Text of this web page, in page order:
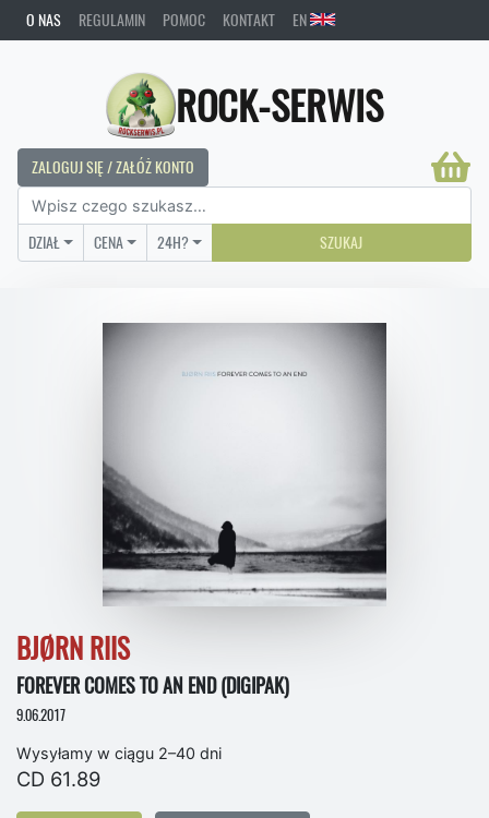
O NAS REGULAMIN POMOC KONTAKT EN
ROCK-SERWIS
ZALOGUJ SIĘ / ZAŁÓŻ KONTO
DZIAŁ CENA 24H? SZUKAJ
BJØRN RIIS
FOREVER COMES TO AN END (DIGIPAK)
9.06.2017
Wysyłamy w ciągu 2–40 dni
CD 61.89